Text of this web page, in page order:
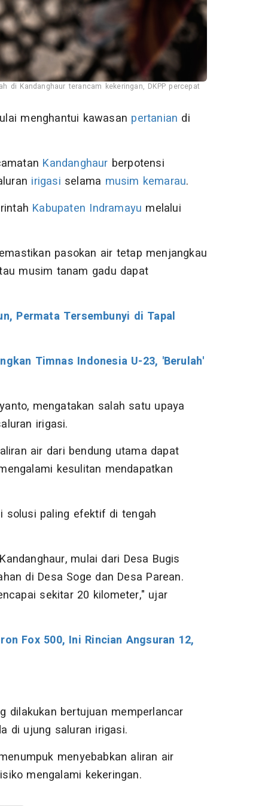
di Kandanghaur terancam kekeringan, DKPP percepat
menghantui kawasan pertanian di
Kandanghaur berpotensi
irigasi selama musim kemarau.
Kabupaten Indramayu melalui
pasokan air tetap menjangkau
musim tanam gadu dapat
Permata Tersembunyi di Tapal
Timnas Indonesia U-23, 'Berulah'
mengatakan salah satu upaya
irigasi.
air dari bendung utama dapat
kesulitan mendapatkan
solusi paling efektif di tengah
mulai dari Desa Bugis
di Desa Soge dan Desa Parean.
sekitar 20 kilometer," ujar
Fox 500, Ini Rincian Angsuran 12,
dilakukan bertujuan memperlancar
di ujung saluran irigasi.
menyebabkan aliran air
mengalami kekeringan.